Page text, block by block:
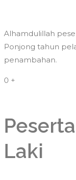
Alhamdulillah
Ponjong tahun
penambahan.
0 +
Laki